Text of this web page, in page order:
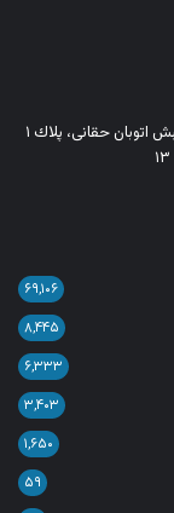
آدرس: تهران - خیابان میرداماد، خیابان مصدق جنوبی،نبش اتوبان حقانی، پلاك ١
۶۹,۱۰۶
۸,۴۴۵
۶,۳۳۳
۳,۴۰۳
۱,۶۵۰
۵۹